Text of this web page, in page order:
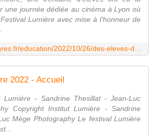
une journée dédiée au cinéma à Lyon où
Lumière avec mise à l'honneur de
2022 - Accueil
Lumière - Sandrine Thesillat - Jean-Luc
Copyright Institut Lumière - Sandrine
Mège Photography Le festival Lumière